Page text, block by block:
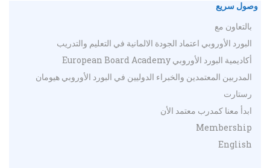
وصول سريع
بالتعاون مع
البورد الأوروبي اعتماد الجودة الالمانية في التعليم والتدريب
أكاديمية البورد الأوروبي European Board Academy
المدربين المعتمدين والخبراء الدوليين في البورد الأوروبي هيومان
رستارت
ابدأ معنا كمدرب معتمد الأن
Membership
English